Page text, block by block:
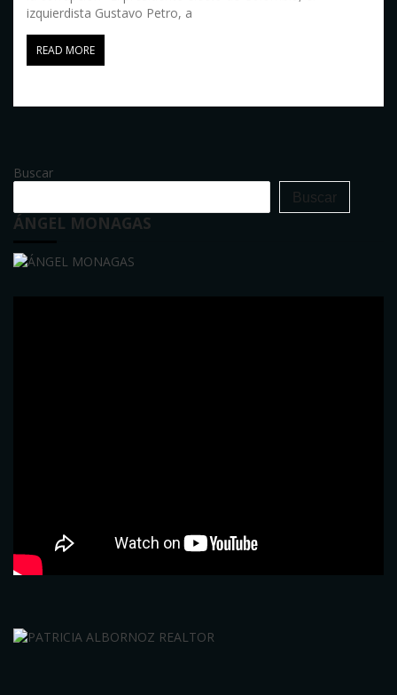
izquierdista Gustavo Petro, a
READ MORE
Buscar
Buscar
ÁNGEL MONAGAS